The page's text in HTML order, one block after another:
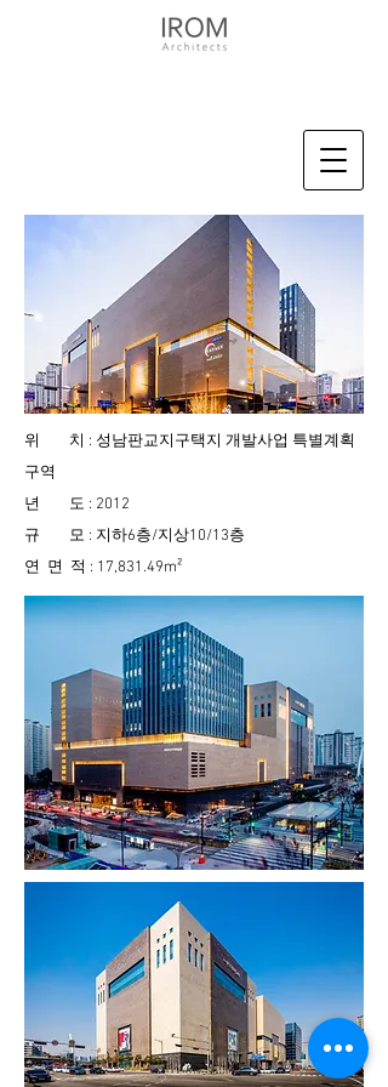
위 치 : 성남판교지구택지 개발사업 특별계획
구역
년 도 : 2012
규 모 : 지하6층/지상10/13층
연 면 적 : 17,831.49m²